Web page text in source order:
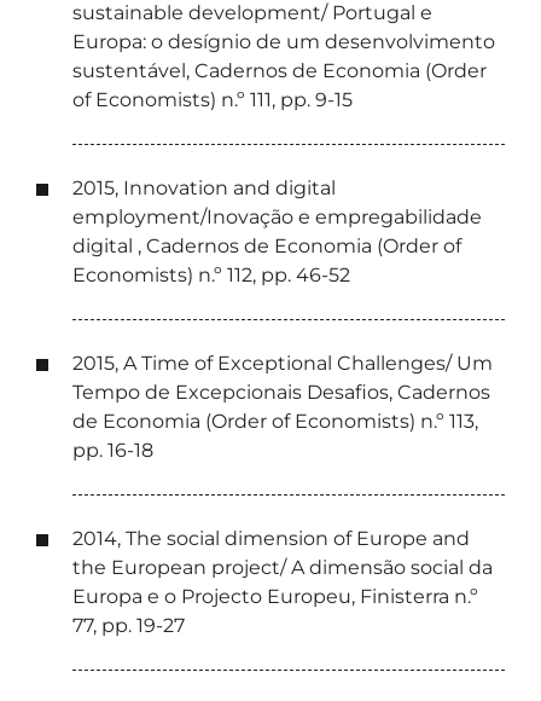
sustainable development/ Portugal e
Europa: o desígnio de um desenvolvimento
sustentável, Cadernos de Economia (Order
of Economists) n.º 111, pp. 9-15
2015, Innovation and digital
employment/Inovação e empregabilidade
digital , Cadernos de Economia (Order of
Economists) n.º 112, pp. 46-52
2015, A Time of Exceptional Challenges/ Um
Tempo de Excepcionais Desafios, Cadernos
de Economia (Order of Economists) n.º 113,
pp. 16-18
2014, The social dimension of Europe and
the European project/ A dimensão social da
Europa e o Projecto Europeu, Finisterra n.º
77, pp. 19-27